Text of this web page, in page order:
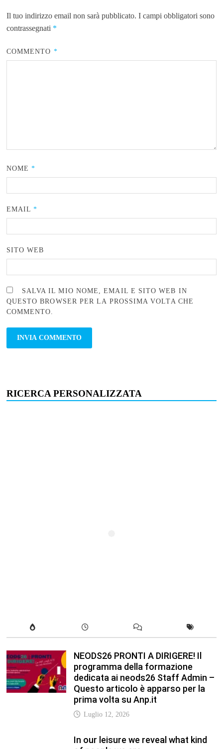
Il tuo indirizzo email non sarà pubblicato. I campi obbligatori sono
contrassegnati *
COMMENTO *
NOME*
EMAIL*
SITO WEB
SALVA IL MIO NOME, EMAIL E SITO WEB IN
QUESTO BROWSER PER LA PROSSIMA VOLTA CHE
COMMENTO.
RICERCA PERSONALIZZATA
NEODS26 PRONTI A DIRIGERE! Il
programma della formazione
dedicata ai neods26 Staff Admin –
Questo articolo è apparso per la
prima volta su Anp.it
Luglio 12, 2026
In our leisure we reveal what kind